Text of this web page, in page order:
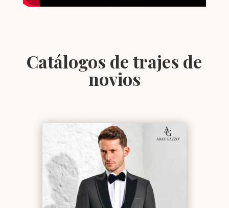
Catálogos de trajes de
novios